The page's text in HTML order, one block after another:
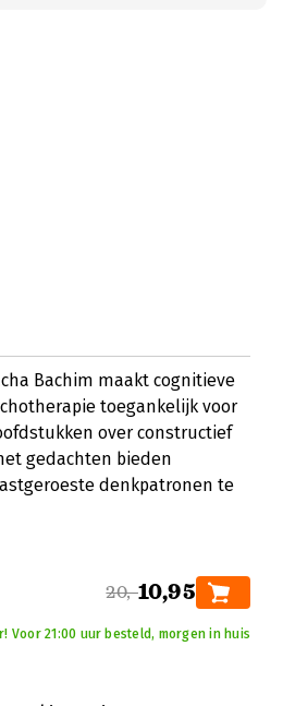
Bachim maakt cognitieve
toegankelijk voor
over constructief
gedachten bieden
denkpatronen te
20,-10,95
Voor 21:00 uur besteld, morgen in huis